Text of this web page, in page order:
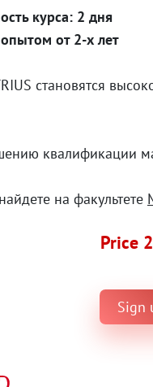
курса: 2 дня
от 2-х лет
становятся
квалификации
на факультете
Price
Sign